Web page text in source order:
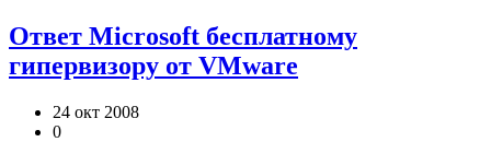
Ответ Microsoft бесплатному
гипервизору от VMware
24 окт 2008
0